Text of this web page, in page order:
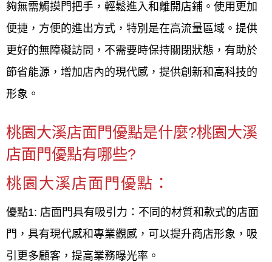
夠無需觸摸門把手，輕鬆進入和離開店鋪。使用更加
便捷，方便的進出方式，特別是在高流量區域。提供
更好的無障礙訪問，不需要時保持關閉狀態，有助於
節省能源，增加店內的現代感，提供創新和高科技的
形象。
桃園大溪店面門優點是什麼?桃園大溪
店面門優點有哪些?
桃園大溪店面門優點：
優點1: 店面門具有吸引力：不同的材質和款式的店面
門，具有現代感和專業觀感，可以提升商店形象，吸
引更多顧客，提高業務曝光率。